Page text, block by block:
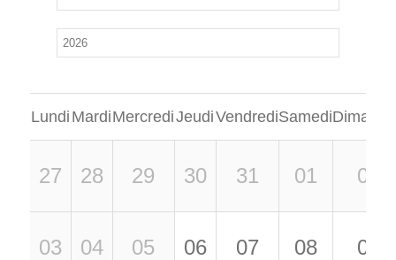
Lundi MardiMercrediJeudiVendrediSamedi
27 28 29 30 31 01 02
03 04 05 06 07 08 09